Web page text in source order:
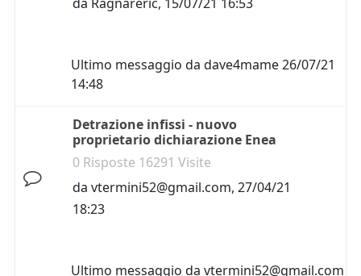
Ultimo messaggio da dave4mame26/07/21
14:48
Detrazione infissi - nuovo
proprietario dichiarazione Enea
0 Risposte 16291 Visite
da vtermini52@gmail.com, 27/04/21
18:23
Ultimo messaggio da vtermini52@gmail.com